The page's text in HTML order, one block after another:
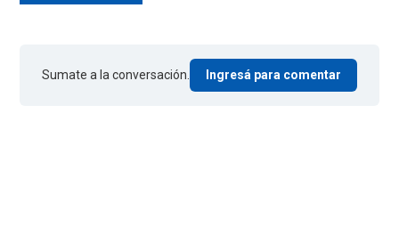
Sumate a la conversación. Ingresá para comentar